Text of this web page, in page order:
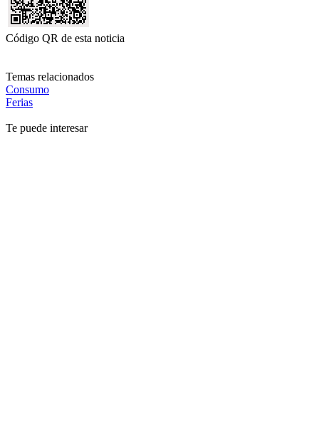
Código QR de esta noticia
Temas relacionados
Consumo
Ferias
Te puede interesar